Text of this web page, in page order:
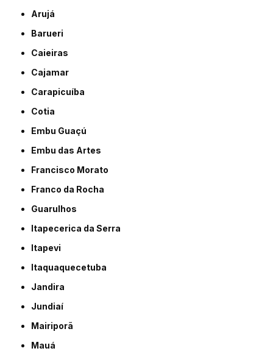
Arujá
Barueri
Caieiras
Cajamar
Carapicuíba
Cotia
Embu Guaçú
Embu das Artes
Francisco Morato
Franco da Rocha
Guarulhos
Itapecerica da Serra
Itapevi
Itaquaquecetuba
Jandira
Jundiaí
Mairiporã
Mauá